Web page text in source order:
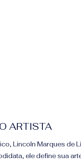
ARTISTA
Lincoln Marques de
ele define sua